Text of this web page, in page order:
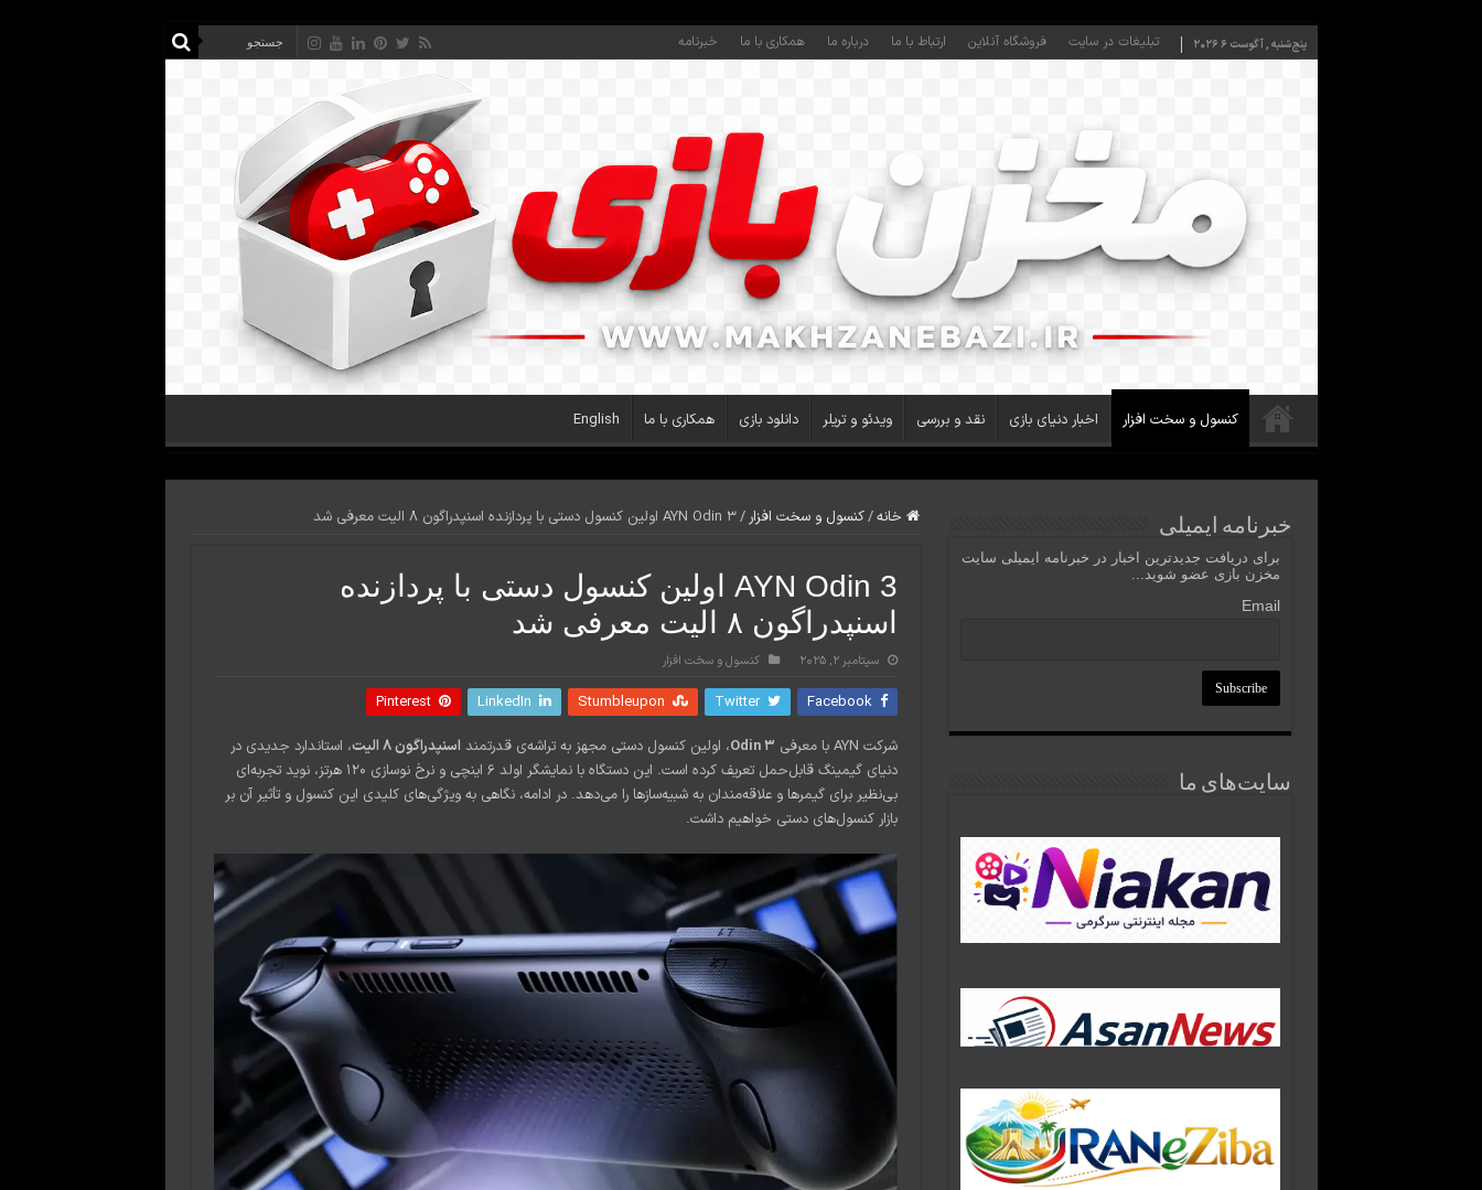
پنج‌شنبه , آگوست 6 2026 تبلیغات در سایت فروشگاه آنلاین ارتباط با ما درباره ما همکاری با ما خبرنامه
کنسول و سخت افزار اخبار دنیای بازی نقد و بررسی ویدئو و تریلر دانلود بازی همکاری با ما English
خانه/کنسول و سخت افزار/AYN Odin 3 اولین کنسول دستی با پردازنده اسنپدراگون ۸ الیت معرفی شد
AYN Odin 3 اولین کنسول دستی با پردازنده
اسنپدراگون ۸ الیت معرفی شد
سپتامبر 2, 2025 کنسول و سخت افزار
Facebook
Twitter
Stumbleupon
LinkedIn
Pinterest
شرکت AYN با معرفی
Odin 3، اولین کنسول دستی مجهز به تراشه‌ی قدرتمند اسنپدراگون ۸ الیت
، استاندارد جدیدی در
دنیای گیمینگ قابل‌حمل تعریف کرده است. این دستگاه با نمایشگر اولد ۶ اینچی و نرخ نوسازی ۱۲۰ هرتز، نوید تجربه‌ای
بی‌نظیر برای گیمرها و علاقه‌مندان به شبیه‌سازها را می‌دهد. در ادامه، نگاهی به ویژگی‌های کلیدی این کنسول و تأثیر آن بر
بازار کنسول‌های دستی خواهیم داشت.
خبرنامه ایمیلی
برای دریافت جدیدترین اخبار در خبرنامه ایمیلی سایت
مخزن بازی عضو شوید...
Email
سایت‌های ما